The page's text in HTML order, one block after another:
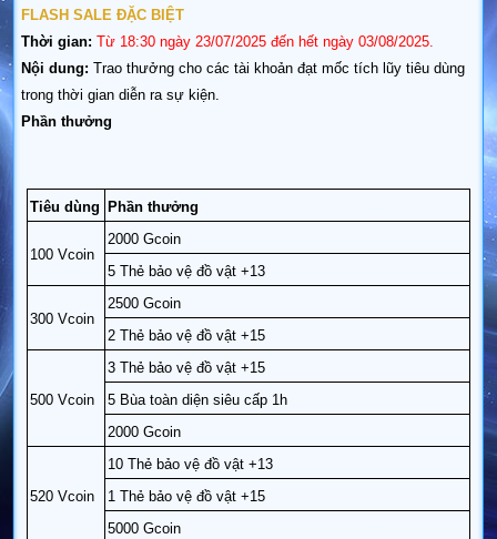
FLASH SALE ĐẶC BIỆT
Thời gian: Từ 18:30ngày 23/07/2025 đến hết ngày 03/08/2025.
Nội dung: Trao thưởng cho các tài khoản đạt mốc tích lũy tiêu dùng
trong thời gian diễn ra sự kiện.
Phần thưởng
Tiêu dùng Phần thưởng
100 Vcoin
2000 Gcoin
5 Thẻ bảo vệ đồ vật +13
300 Vcoin
2500 Gcoin
2 Thẻ bảo vệ đồ vật +15
500 Vcoin
3 Thẻ bảo vệ đồ vật +15
5 Bùa toàn diện siêu cấp 1h
2000 Gcoin
520 Vcoin
10 Thẻ bảo vệ đồ vật +13
1 Thẻ bảo vệ đồ vật +15
5000 Gcoin